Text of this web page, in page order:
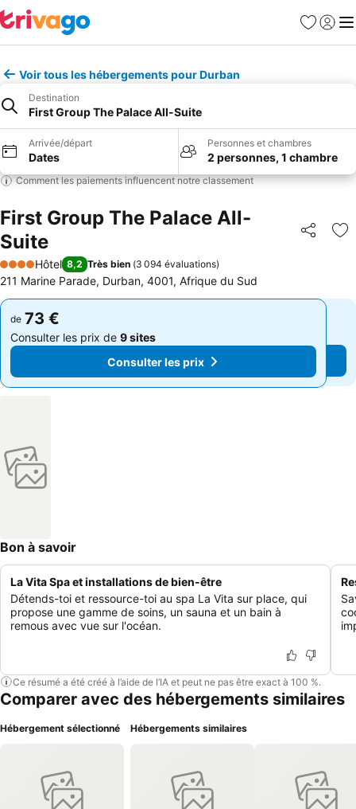
Favoris
Se
Voir tous les hébergements pour Durban
Destination
First Group The Palace All-Suite
Arrivée/départ
Dates
Personnes et chambres
2 personnes, 1 chambre
Comment les paiements influencent notre classement
First Group The Palace All-
Suite
Partager
4 Étoiles
Hôtel 8,2 Très bien (3 094 évaluations)
211 Marine Parade, Durban, 4001, Afrique du Sud
de 73 €
Consulter les prix de 9 sites
Consulter les prix
de 73 €
Consulter les prix de 9 sites
Consulter les prix
Bon à savoir
La Vita Spa et installations de bien-être
Détends-toi et ressource-toi au spa La Vita sur place, qui
propose une gamme de soins, un sauna et un bain à
remous avec vue sur l'océan.
Ce résumé a été créé à l’aide de l’IA et peut ne pas être exact à 100 %.
Comparer avec des hébergements similaires
Hébergement sélectionné Hébergements similaires